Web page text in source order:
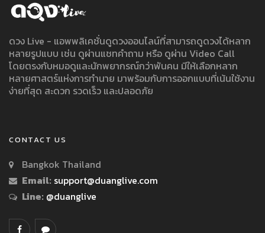
ดวง Live - แอพพลิเคชั่นดูดวงออนไลน์ที่สามารถดูดวงได้หลาก
หลายรูปแบบ เช่น ดูผ่านแชทคำถาม หรือ ดูผ่าน Video Call
โดยตรงกับหมอดูและนักพยากรณ์กว่าพันคน มีให้เลือกหลาก
หลายศาสตร์แห่งการทำนาย มาพร้อมกับการออกแบบที่เน้นใช้งาน
ง่ายที่สุด สะดวก รวดเร็ว และปลอดภัย
CONTACT US
Bangkok Thailand
Email: support@duanglive.com
Line: @duanglive